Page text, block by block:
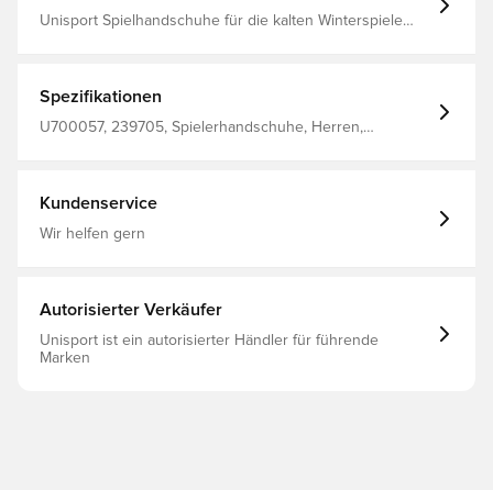
Unisport Spielhandschuhe für die kalten Winterspiele
sind reflektierend, was bedeutet, dass du sicher und
effektiv in der Dunkelheit gesehen werden kannst
Design mit Unisport-Logo auf dem Handrücken
Spezifikationen
U700057, 239705, Spielerhandschuhe, Herren,
Kundenservice
Wir helfen gern
Autorisierter Verkäufer
Unisport ist ein autorisierter Händler für führende
Marken